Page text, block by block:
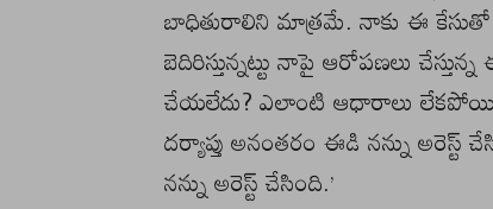
బాధితురాలిని మాత్రమే. నాకు ఈ కేసుతో
బెదిరిస్తున్నట్టు నాపై ఆరోపణలు
చేయలేదు? ఎలాంటి ఆధారాలు లేకపోయినా
దర్యాప్తు అనంతరం ఈడి నన్ను అరెస్ట్
నన్ను అరెస్ట్ చేసింది.’